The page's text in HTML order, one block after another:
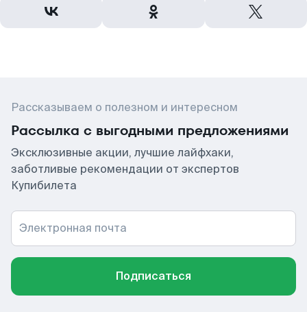
Рассказываем о полезном и интересном
Рассылка с выгодными предложениями
Эксклюзивные акции, лучшие лайфхаки,
заботливые рекомендации от экспертов
Купибилета
Электронная почта
Подписаться